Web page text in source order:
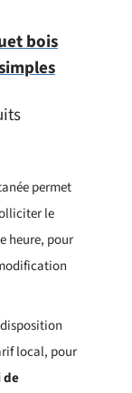
bois
permet
le
heure, pour
local, pour
de